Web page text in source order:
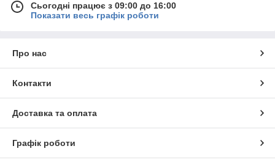
Сьогодні працює з 09:00 до 16:00
Показати весь графік роботи
Про нас
Контакти
Доставка та оплата
Графік роботи